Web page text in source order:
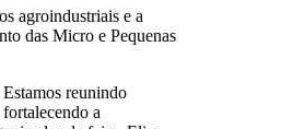
agroindustriais e a
das Micro e Pequenas
reunindo
a